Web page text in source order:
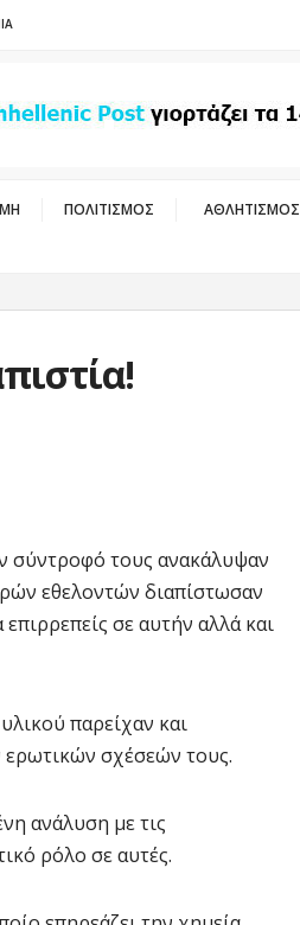
ΠΟΛΙΤΙΣΜΟΣ ΑΘΛΗΤΙΣΜΟΣ
σύντροφό τους ανακάλυψαν
εθελοντών διαπίστωσαν
σε αυτήν αλλά και
παρείχαν και
ερωτικών σχέσεών τους.
ανάλυση με τις
ρόλο σε αυτές.